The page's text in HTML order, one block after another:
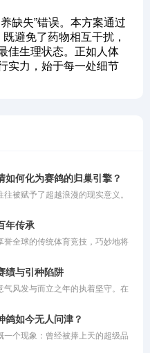
缺失”错误。本方案通过
避免了药物相互干扰，
佳生理状态。正如人体
实力，始于每一处细节
如何化为赛鸽的归巢引擎？
被赋予了超越浪漫的现实意义。
破云霄、拼命飞回巢穴的最强引
制”比赛策略中，正是对伴侣那份
场上锐不可当的归巢渴望。
年传承
全球的传统体育竞技，巧妙地将
归巢本能、持久耐力以及精准方
考验鸽主科学饲养与训练策略的
共舞的竞技美学。在现代竞翔体
盛会。
绩与引种陷阱
风发与而立之年的执着坚守。在
变成为身价百万的养殖基地老
大养鸽人注入了一剂强心针。然
也滋生出诸多乱象。昨晚，一位
鸽如今无人问津？
个现象：曾经被捧上天的超级品